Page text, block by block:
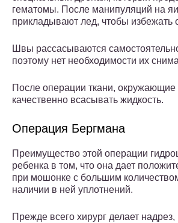
гематомы. После манипуляций на
прикладывают лед, чтобы избежать
Швы рассасываются
поэтому нет необходимости их
После операции ткани, окружающие
качественно всасывать жидкость.
Операция Бергмана
Преимущество этой операции
ребенка в том, что она дает
при мошонке с большим
наличии в ней уплотнений.
Прежде всего хирург делает